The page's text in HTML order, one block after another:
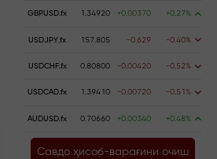
Вывести деньги
GBPUSD.fx 1.34920 +0.00370 +0.27%
USDJPY.fx 157.805 -0.629 -0.40%
USDCHF.fx 0.80800 -0.00420 -0.52%
USDCAD.fx 1.39410 -0.00720 -0.51%
AUDUSD.fx 0.70660 +0.00340 +0.48%
Савдо ҳисоб-варағини очиш